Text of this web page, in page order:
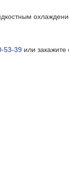
53-39 или закажите